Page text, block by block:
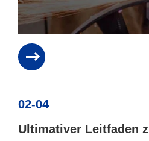
02-04
Ultimativer Leitfaden